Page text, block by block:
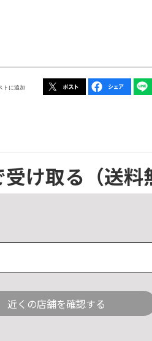
トに追加
け取る （送料
近くの店舗を確認する